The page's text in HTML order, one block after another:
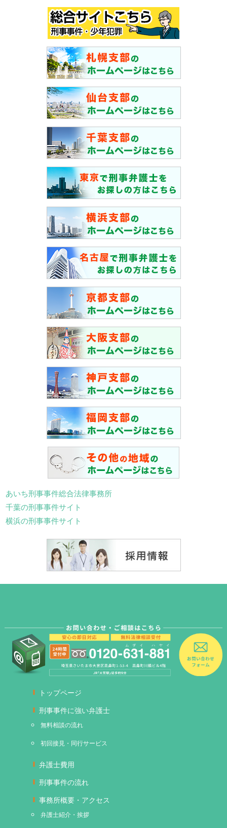
あいち刑事事件総合法律事務所
千葉の刑事事件サイト
横浜の刑事事件サイト
トップページ
刑事事件に強い弁護士
無料相談の流れ
初回接見・同行サービス
弁護士費用
刑事事件の流れ
事務所概要・アクセス
弁護士紹介・挨拶